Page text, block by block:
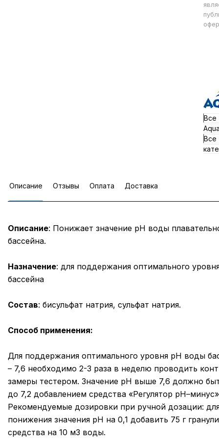
Все
Все
Описание Отзывы Оплата Доставка
Описание: Понижает значение рН воды
бассейна.
Назначение: для поддержания оптимального
бассейна
Состав: бисульфат натрия, сульфат натрия.
Способ применения:
Для поддержания оптимального уровня рН воды
– 7,6 необходимо 2-3 раза в неделю проводить
замеры тестером. Значение рН выше 7,6 должно
до 7,2 добавлением средства «Регулятор
Рекомендуемые дозировки при ручной дозации:
понижения значения рН на 0,1 добавить 75 г
средства на 10 м3 воды.